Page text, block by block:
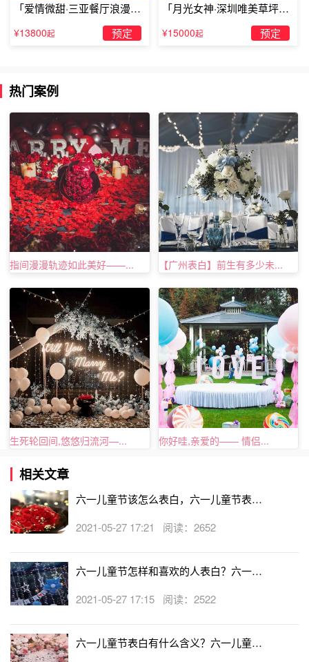
表白方式
她，在家里布置好氛围，准备好礼物，等她回家一推门，哇
个旅游表白，也是不错的。这些表白，既可以只有两个人，
浪漫甜蜜，完事后直接滚床单，也可以叫上亲朋好友，替你
造势，助威，接受大家的祝福。
男生想要跟女生告白的时候就一定要有一颗浪漫的细胞，这
样才能让你的表白成功率提高哦，还有就是男生的用心了。
「爱情微甜·三亚餐厅浪漫求
婚」
¥13800起 预定
「月光女神·深圳唯美草坪浪
漫求婚」
¥15000起 预定
热门案例
指间漫漫轨迹如此美好——... 【广州表白】前生有多少未...
生死轮回间,悠悠归流河—... 你好哇,亲爱的—— 情侣...
相关文章
六一儿童节该怎么表白，六一儿童节表白
2021-05-27 17:21 阅读：2652
六一儿童节怎样和喜欢的人表白？六一儿
2021-05-27 17:15 阅读：2522
六一儿童节表白有什么含义？六一儿童节